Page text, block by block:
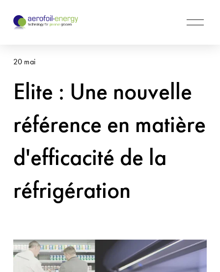
O
e
n
Elite : Une nouvelle
référence en matière
d'efficacité de la
réfrigération
20 mai